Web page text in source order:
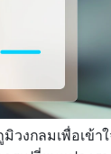
วงกลมเพื่อเข้